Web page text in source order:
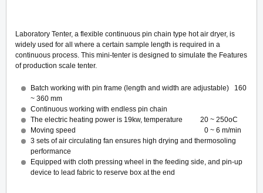
Laboratory Tenter, a flexible continuous pin chain type hot air dryer, is
widely used for all where a certain sample length is required in a
continuous process. This mini-tenter is designed to simulate the Features
of production scale tenter.
Batch working with pin frame (length and width are adjustable) 160
~ 360 mm
Continuous working with endless pin chain
The electric heating power is 19kw, temperature 20 ~ 250oC
Moving speed 0 ~ 6 m/min
3 sets of air circulating fan ensures high drying and thermosoling
performance
Equipped with cloth pressing wheel in the feeding side, and pin-up
device to lead fabric to reserve box at the end